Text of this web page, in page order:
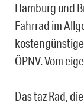
Hamburg und
Fahrrad im
ÖPNV. Vom
Das taz Rad,